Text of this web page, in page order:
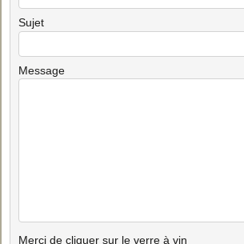
Sujet
Message
Merci de cliquer sur le verre à vin